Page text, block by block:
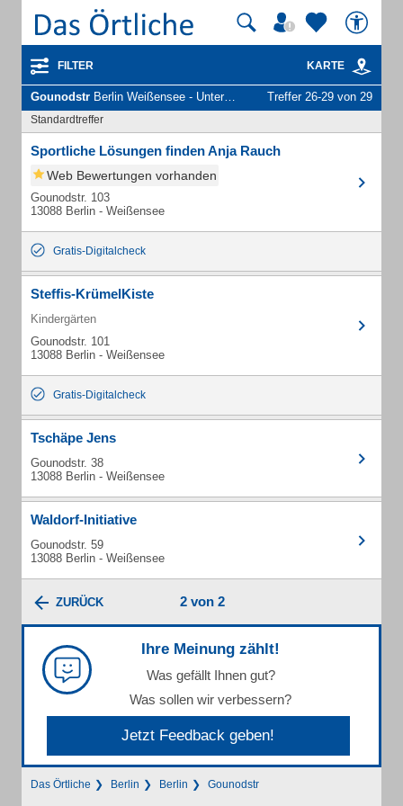
FILTER KARTE
Gounodstr Berlin Weißensee - Unternehmen und Personen Treffer 26-29 von 29
Standardtreffer
Sportliche Lösungen finden Anja Rauch
Web Bewertungen vorhanden
Gounodstr. 103
13088 Berlin - Weißensee
Gratis-Digitalcheck
Steffis-KrümelKiste
Kindergärten
Gounodstr. 101
13088 Berlin - Weißensee
Gratis-Digitalcheck
Tschäpe Jens
Gounodstr. 38
13088 Berlin - Weißensee
Waldorf-Initiative
Gounodstr. 59
13088 Berlin - Weißensee
ZURÜCK 2 von 2
Ihre Meinung zählt!
Was gefällt Ihnen gut?
Was sollen wir verbessern?
Jetzt Feedback geben!
Das Örtliche Berlin Berlin Gounodstr